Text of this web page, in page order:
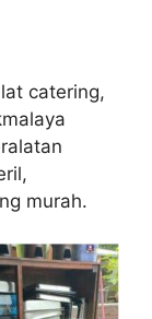
catering,
murah.